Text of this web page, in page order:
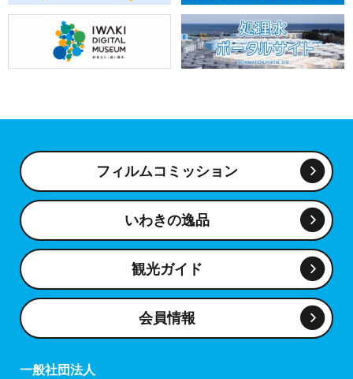
フィルムコミッション
いわきの逸品
観光ガイド
会員情報
一般社団法人